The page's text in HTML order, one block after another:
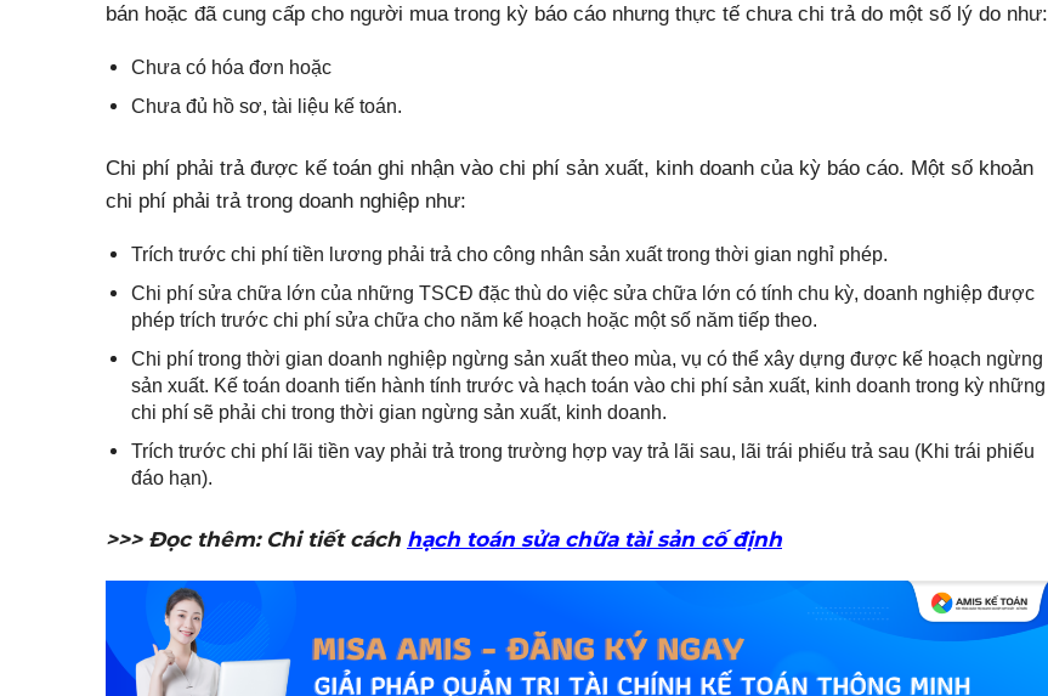
bán hoặc đã cung cấp cho người mua trong kỳ báo cáo nhưng thực tế chưa chi trả do một số lý do như:
Chưa có hóa đơn hoặc
Chưa đủ hồ sơ, tài liệu kế toán.
Chi phí phải trả được kế toán ghi nhận vào chi phí sản xuất, kinh doanh của kỳ báo cáo. Một số khoản
chi phí phải trả trong doanh nghiệp như:
Trích trước chi phí tiền lương phải trả cho công nhân sản xuất trong thời gian nghỉ phép.
Chi phí sửa chữa lớn của những TSCĐ đặc thù do việc sửa chữa lớn có tính chu kỳ, doanh nghiệp được
phép trích trước chi phí sửa chữa cho năm kế hoạch hoặc một số năm tiếp theo.
Chi phí trong thời gian doanh nghiệp ngừng sản xuất theo mùa, vụ có thể xây dựng được kế hoạch ngừng
sản xuất. Kế toán doanh tiến hành tính trước và hạch toán vào chi phí sản xuất, kinh doanh trong kỳ những
chi phí sẽ phải chi trong thời gian ngừng sản xuất, kinh doanh.
Trích trước chi phí lãi tiền vay phải trả trong trường hợp vay trả lãi sau, lãi trái phiếu trả sau (Khi trái phiếu
đáo hạn).
>>> Đọc thêm: Chi tiết cách hạch toán sửa chữa tài sản cố định